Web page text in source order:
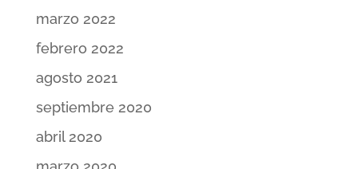
marzo 2022
febrero 2022
agosto 2021
septiembre 2020
abril 2020